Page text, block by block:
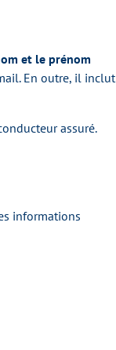
et le prénom
En outre, il inclut
assuré.
informations